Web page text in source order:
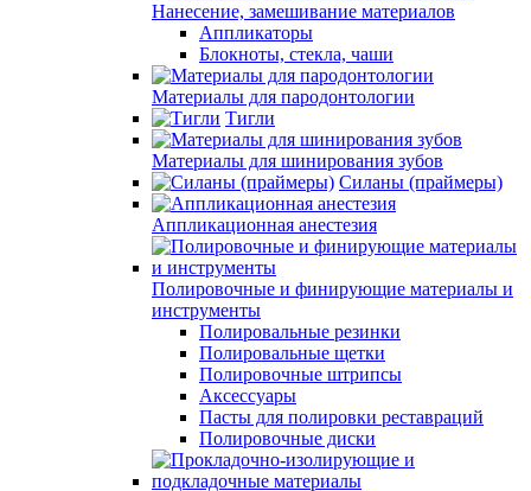
Нанесение, замешивание материалов
Аппликаторы
Блокноты, стекла, чаши
Материалы для пародонтологии
Тигли
Материалы для шинирования зубов
Силаны (праймеры)
Аппликационная анестезия
Полировочные и финирующие материалы и
инструменты
Полировальные резинки
Полировальные щетки
Полировочные штрипсы
Аксессуары
Пасты для полировки реставраций
Полировочные диски